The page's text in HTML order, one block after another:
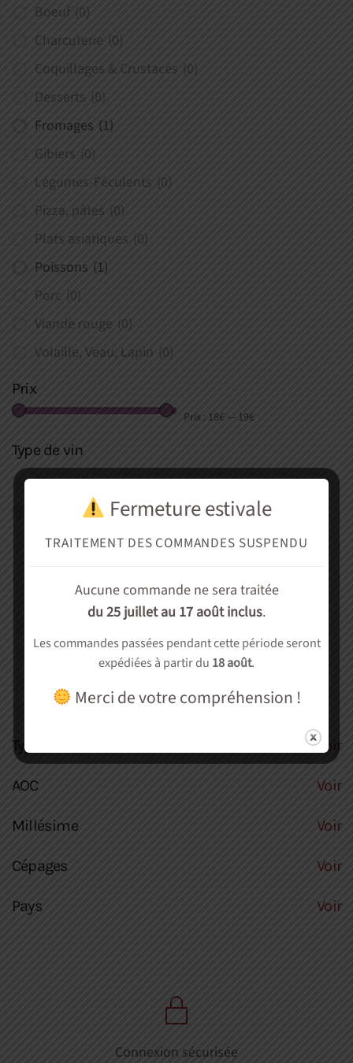
Boeuf (0)
Charcuterie (0)
Coquillages & Crustacés (0)
Desserts (0)
Fromages (1)
Gibiers (0)
Légumes-Féculents (0)
Pizza, pâtes (0)
Plats asiatiques (0)
Poissons (1)
Porc (0)
Viande rouge (0)
Volaille, Veau, Lapin (0)
Prix
Prix : 18€ — 19€
Type de vin
Rouge(0)
(1)
Rosé(0)
Vins fortifiés, Liquoreux(0)
Spiritueux
(0)
Autre(0)
cadeau(0)
Type culture Voir
AOC Voir
Millésime Voir
Cépages Voir
Pays Voir
Connexion sécurisée
Fermeture estivale
TRAITEMENT DES COMMANDES SUSPENDU
Aucune commande ne sera traitée
du 25 juillet au 17 août inclus.
Les commandes passées pendant cette période seront
expédiées à partir du 18 août.
Merci de votre compréhension !